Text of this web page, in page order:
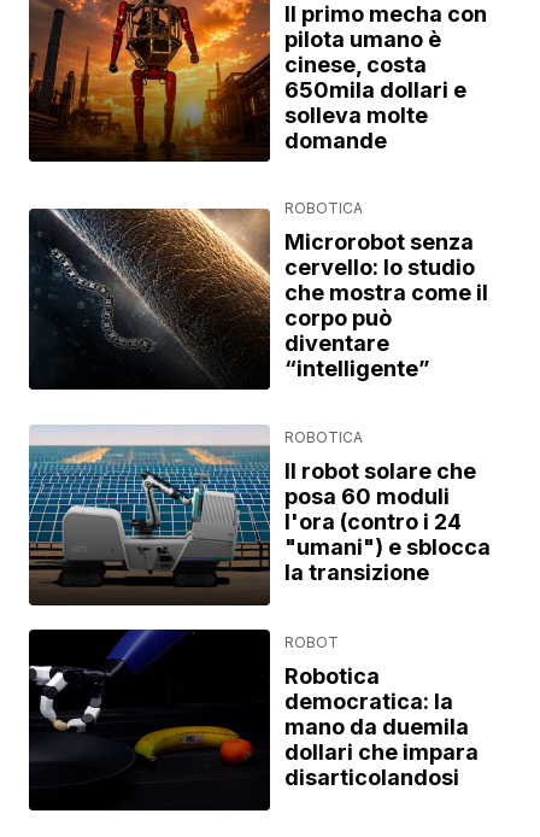
Il primo mecha con
pilota umano è
cinese, costa
650mila dollari e
solleva molte
domande
ROBOTICA
Microrobot senza
cervello: lo studio
che mostra come il
corpo può
diventare
“intelligente”
ROBOTICA
Il robot solare che
posa 60 moduli
l'ora (contro i 24
"umani") e sblocca
la transizione
ROBOT
Robotica
democratica: la
mano da duemila
dollari che impara
disarticolandosi